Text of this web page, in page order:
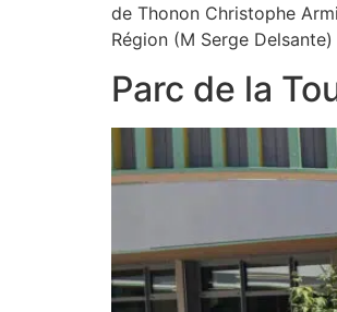
de Thonon Christophe
Région (M Serge
Parc de la